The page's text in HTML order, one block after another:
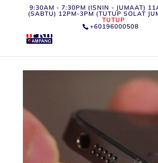
9:30AM - 7:30PM (ISNIN - JUMAAT)
(SABTU) 12PM-3PM (TUTUP SOLAT
TUTUP
+60196000508